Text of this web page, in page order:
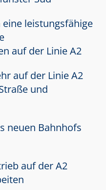
leistungsfähige
auf der Linie A2
auf der Linie A2
und
neuen Bahnhofs
auf der A2